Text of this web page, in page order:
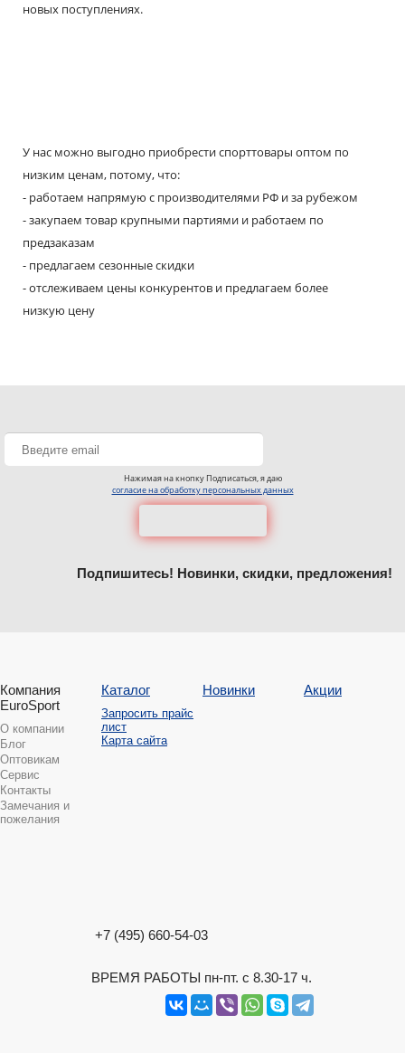
новых поступлениях.
У нас можно выгодно приобрести спорттовары оптом по
низким ценам, потому, что:
- работаем напрямую с производителями РФ и за рубежом
- закупаем товар крупными партиями и работаем по
предзаказам
- предлагаем сезонные скидки
- отслеживаем цены конкурентов и предлагаем более
низкую цену
Нажимая на кнопку Подписаться, я даю
согласие на обработку персональных данных
Подпишитесь! Новинки, скидки, предложения!
Компания
EuroSport
О компании
Блог
Оптовикам
Сервис
Контакты
Замечания и
пожелания
Каталог
Запросить прайс
лист
Карта сайта
Новинки Акции
+7 (495) 660-54-03
ВРЕМЯ РАБОТЫ пн-пт. с 8.30-17 ч.